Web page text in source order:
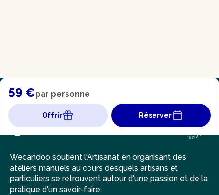
59 €par personne
Offrir Réserver
Wecandoo soutient l'Artisanat en organisant des
ateliers manuels au cours desquels artisans et
particuliers se retrouvent autour d'une passion et de la
pratique d'un savoir-faire.